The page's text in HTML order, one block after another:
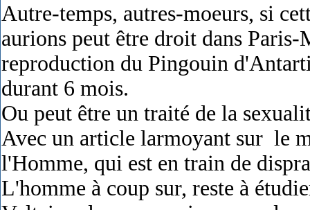
Autre-temps, autres-moeurs, si
aurions peut être droit dans
reproduction du Pingouin
durant 6 mois.
Ou peut être un traité de la
Avec un article larmoyant sur le
l'Homme, qui est en train de
L'homme à coup sur, reste à